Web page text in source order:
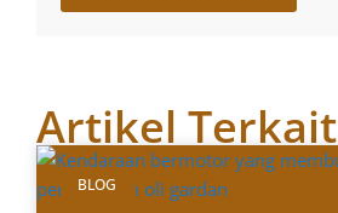
Artikel Terkait
BLOG